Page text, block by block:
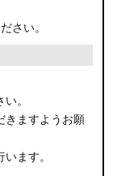
さい。
。
きますようお願
ます。